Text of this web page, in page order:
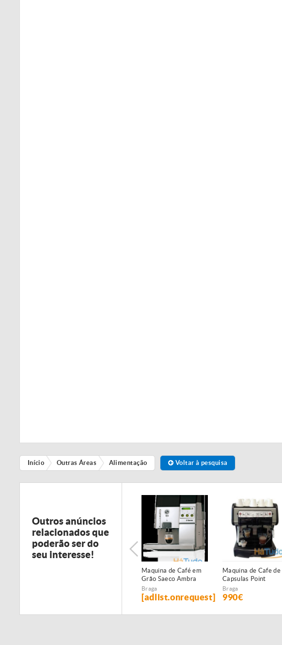
Início Outras Áreas Alimentação Voltar à pesquisa
Outros anúncios
relacionados que
poderão ser do
seu interesse!
Maquina de Café em
Grão Saeco Ambra
Braga
[adlist.onrequest]
Maquina de Cafe de
Capsulas Point
Profissional 2 Grupos
Braga
990€